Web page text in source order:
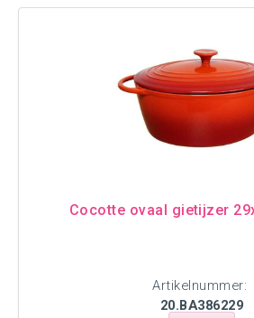
Cocotte ovaal gietijzer
Artikelnummer:
20.BA386229